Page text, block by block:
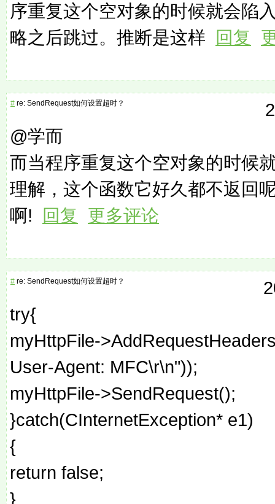
序重复这个空对象的时候就会陷
略之后跳过。推断是这样 回复
# re: SendRequest如何设置超时？
@学而
而当程序重复这个空对象的时候
理解，这个函数它好久都不返回
啊! 回复 更多评论
# re: SendRequest如何设置超时？
try{
myHttpFile-
User-Agent: MFC\r\n"));
myHttpFile->SendRequest();
}catch(CInternetException* e1)
{
return false;
}